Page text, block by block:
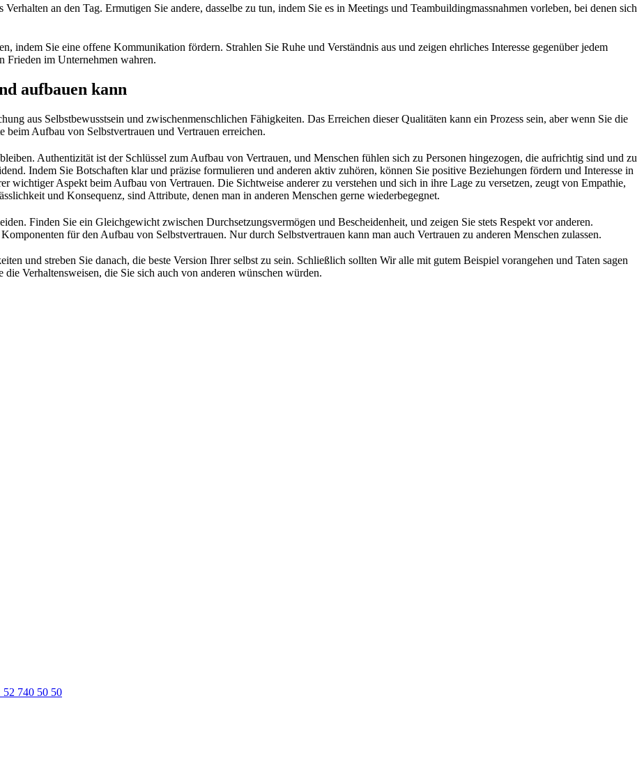
an den Tag. Ermutigen Sie andere, dasselbe zu tun, indem Sie es in Meetings und Teambuildingmassnahmen vorleben, bei denen sich
indem Sie eine offene Kommunikation fördern. Strahlen Sie Ruhe und Verständnis aus und zeigen ehrliches Interesse gegenüber jedem
Frieden im Unternehmen wahren.
aufbauen kann
aus Selbstbewusstsein und zwischenmenschlichen Fähigkeiten. Das Erreichen dieser Qualitäten kann ein Prozess sein, aber wenn Sie die
Aufbau von Selbstvertrauen und Vertrauen erreichen.
Authentizität ist der Schlüssel zum Aufbau von Vertrauen, und Menschen fühlen sich zu Personen hingezogen, die aufrichtig sind und zu
Indem Sie Botschaften klar und präzise formulieren und anderen aktiv zuhören, können Sie positive Beziehungen fördern und Interesse in
wichtiger Aspekt beim Aufbau von Vertrauen. Die Sichtweise anderer zu verstehen und sich in ihre Lage zu versetzen, zeugt von Empathie,
und Konsequenz, sind Attribute, denen man in anderen Menschen gerne wiederbegegnet.
Finden Sie ein Gleichgewicht zwischen Durchsetzungsvermögen und Bescheidenheit, und zeigen Sie stets Respekt vor anderen.
für den Aufbau von Selbstvertrauen. Nur durch Selbstvertrauen kann man auch Vertrauen zu anderen Menschen zulassen.
und streben Sie danach, die beste Version Ihrer selbst zu sein. Schließlich sollten Wir alle mit gutem Beispiel vorangehen und Taten sagen
Verhaltensweisen, die Sie sich auch von anderen wünschen würden.
52 740 50 50